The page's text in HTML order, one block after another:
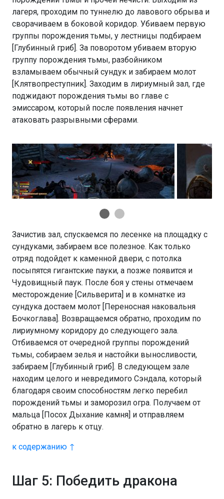
лагеря, проходим по туннелю до лавового обрыва и
сворачиваем в боковой коридор. Убиваем первую
группы порождения тьмы, у лестницы подбираем
[Глубинный гриб]. За поворотом убиваем вторую
группу порождения тьмы, разбойником
взламываем обычный сундук и забираем молот
[Клятвопреступник]. Заходим в лириумный зал, где
поджидают порождения тьмы во главе с
эмиссаром, который после появления начнет
атаковать разрывными сферами.
Зачистив зал, спускаемся по лесенке на площадку с
сундуками, забираем все полезное. Как только
отряд подойдет к каменной двери, с потолка
посыпятся гигантские пауки, а позже появится и
Чудовищный паук. После боя у стены отмечаем
месторождение [Сильверита] и в комнатке из
сундука достаем молот [Переносная наковальня
Бочкоглава]. Возвращаемся обратно, проходим по
лириумному коридору до следующего зала.
Отбиваемся от очередной группы порождений
тьмы, собираем зелья и настойки выносливости,
забираем [Глубинный гриб]. В следующем зале
находим целого и невредимого Сэндала, который
благодаря своим способностям легко перебил
порождений тьмы и заморозил огра. Получаем от
мальца [Посох Дыхание камня] и отправляем
обратно в лагерь к отцу.
к содержанию ↑
Шаг 5: Победить дракона